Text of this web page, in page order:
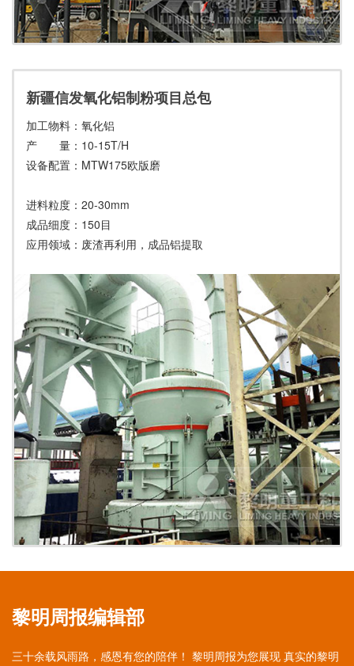
新疆信发氧化铝制粉项目总包
加工物料：氧化铝
产 量：10-15T/H
设备配置：MTW175欧版磨
进料粒度：20-30mm
成品细度：150目
应用领域：废渣再利用，成品铝提取
黎明周报编辑部
三十余载风雨路，感恩有您的陪伴！ 黎明周报为您展现 真实的黎明